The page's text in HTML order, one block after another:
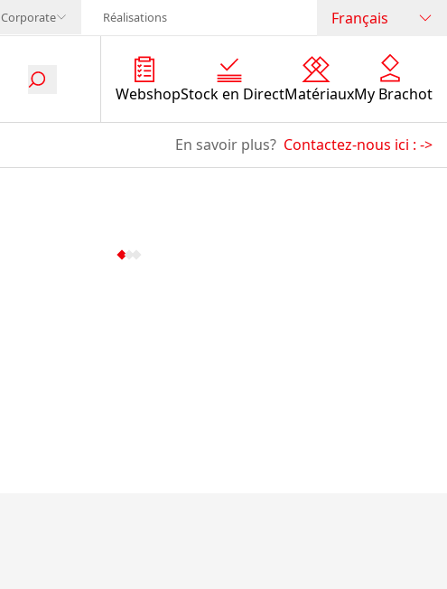
Corporate Réalisations Français
WebshopStock en DirectMatériauxMy Brachot
En savoir plus? Contactez-nous ici : ->